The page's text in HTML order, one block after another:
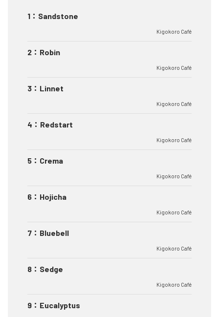
1 ： Sandstone
Kigokoro Café
2 ： Robin
Kigokoro Café
3 ： Linnet
Kigokoro Café
4 ： Redstart
Kigokoro Café
5 ： Crema
Kigokoro Café
6 ： Hojicha
Kigokoro Café
7 ： Bluebell
Kigokoro Café
8 ： Sedge
Kigokoro Café
9 ： Eucalyptus